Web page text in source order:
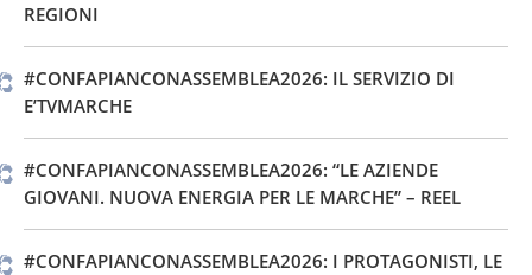
REGIONI
#CONFAPIANCONASSEMBLEA2026: IL SERVIZIO DI
E’TVMARCHE
#CONFAPIANCONASSEMBLEA2026: “LE AZIENDE
GIOVANI. NUOVA ENERGIA PER LE MARCHE” – REEL
#CONFAPIANCONASSEMBLEA2026: I PROTAGONISTI, LE